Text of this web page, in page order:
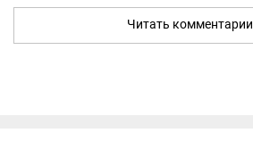
Читать комментарии